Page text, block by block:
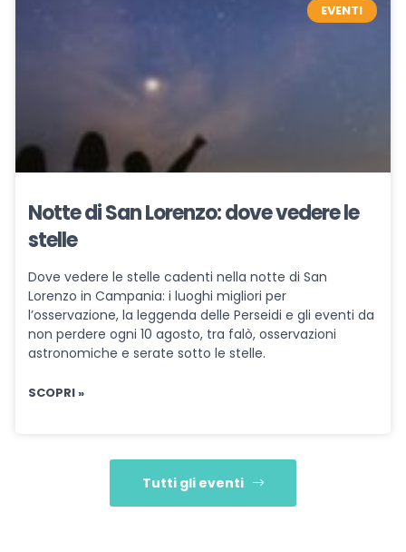
EVENTI
Notte di San Lorenzo: dove vedere le
stelle
Dove vedere le stelle cadenti nella notte di San
Lorenzo in Campania: i luoghi migliori per
l’osservazione, la leggenda delle Perseidi e gli eventi da
non perdere ogni 10 agosto, tra falò, osservazioni
astronomiche e serate sotto le stelle.
SCOPRI »
Tutti gli eventi